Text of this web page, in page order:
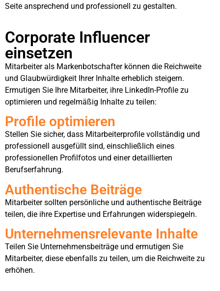
Seite ansprechend und professionell zu gestalten.
Corporate Influencer
einsetzen
Mitarbeiter als Markenbotschafter können die Reichweite
und Glaubwürdigkeit Ihrer Inhalte erheblich steigern.
Ermutigen Sie Ihre Mitarbeiter, ihre LinkedIn-Profile zu
optimieren und regelmäßig Inhalte zu teilen:
Profile optimieren
Stellen Sie sicher, dass Mitarbeiterprofile vollständig und
professionell ausgefüllt sind, einschließlich eines
professionellen Profilfotos und einer detaillierten
Berufserfahrung.
Authentische Beiträge
Mitarbeiter sollten persönliche und authentische Beiträge
teilen, die ihre Expertise und Erfahrungen widerspiegeln.
Unternehmensrelevante Inhalte
Teilen Sie Unternehmensbeiträge und ermutigen Sie
Mitarbeiter, diese ebenfalls zu teilen, um die Reichweite zu
erhöhen.